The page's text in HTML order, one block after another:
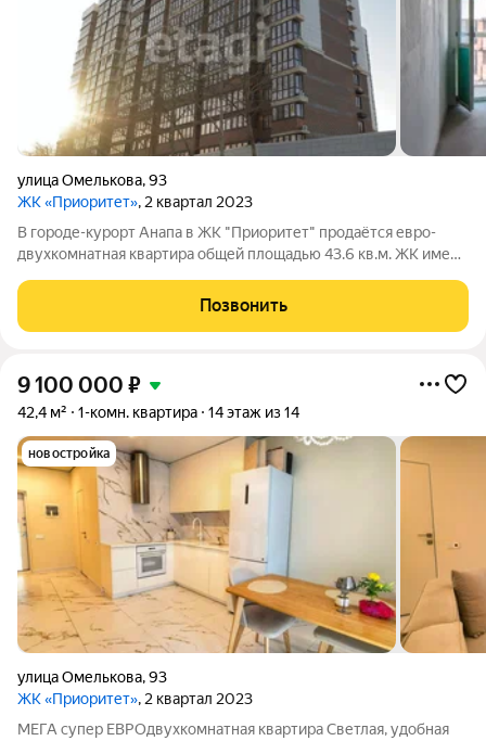
улица Омелькова,93
ЖК «Приоритет», 2 квартал 2023
В городе-курорт Анапа в ЖК "Приоритет" продаётся евро-
двухкомнатная квартира общей площадью 43.6 кв.м. ЖК имеет
предчистовой отделке: ровные оштукатурены стены, стяжка
полов с гидроизоляцией,
Позвонить
9 100 000 ₽
42,4 м² 1-комн. квартира 14 этаж из 14
новостройка
улица Омелькова,93
ЖК «Приоритет», 2 квартал 2023
МЕГА супер ЕВРОдвухкомнатная квартира Светлая, удобная